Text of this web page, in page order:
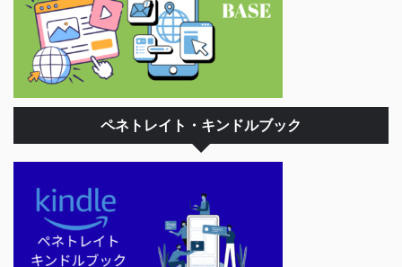
ペネトレイト・キンドルブック